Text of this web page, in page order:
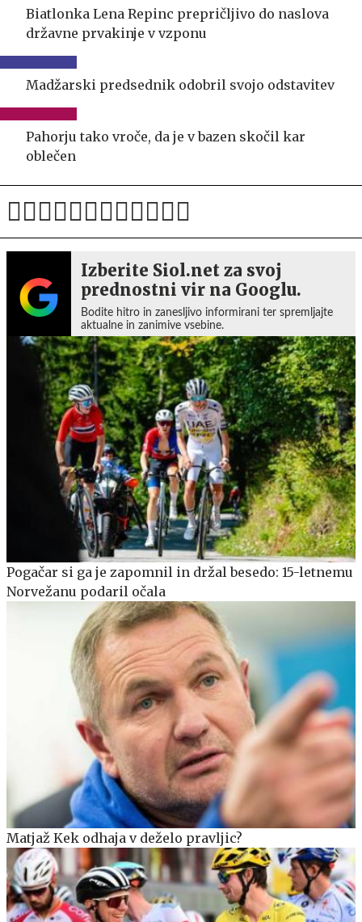
Biatlonka Lena Repinc prepričljivo do naslova
državne prvakinje v vzponu
Madžarski predsednik odobril svojo odstavitev
Pahorju tako vroče, da je v bazen skočil kar
oblečen
Izberite Siol.net za svoj
prednostni vir na Googlu.
Bodite hitro in zanesljivo informirani ter spremljajte
aktualne in zanimive vsebine.
Pogačar si ga je zapomnil in držal besedo: 15-letnemu
Norvežanu podaril očala
Matjaž Kek odhaja v deželo pravljic?